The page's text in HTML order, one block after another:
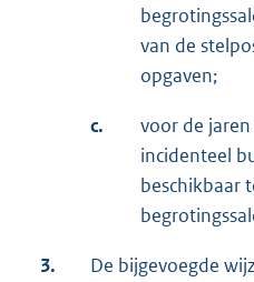
van de
opgaven;
c.
voor de
incidenteel
beschikbaar
3.
De bijgevoegde